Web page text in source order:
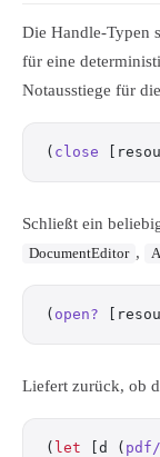
Die Handle-Typen
für eine
Notausstiege für
( close
Schließt ein
DocumentEditor ,
( open?
Liefert zurück, ob
( let [d ( pdf/